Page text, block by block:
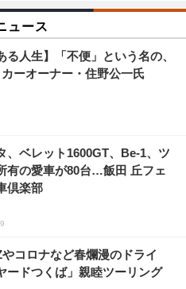
ュース
る人生】「不便」という名の、
ーオーナー・住野公一氏
、ベレット1600GT、Be-1、ツ
有の愛車が80台…飯田 丘フェ
倶楽部
コロナなど春爛漫のドライ
ードつくば」親睦ツーリング